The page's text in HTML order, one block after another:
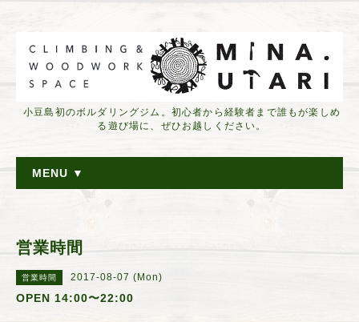
小豆島初のボルダリングジム。初心者から経験者まで誰もが楽しめ
る遊び場に、ぜひお越しください。
MENU ▼
営業時間
営業時間 2017-08-07 (Mon)
OPEN 14:00〜22:00